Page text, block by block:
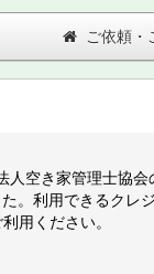
ご依頼・
人空き家管理士協
。利用できるクレ
用ください。